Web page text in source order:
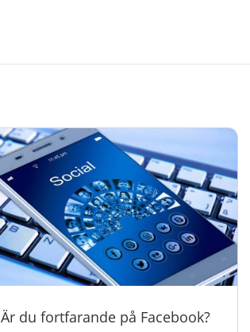
Är du fortfarande på Facebook?